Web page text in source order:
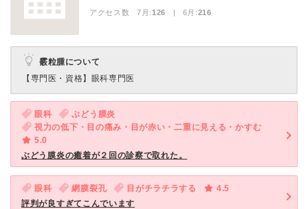
アクセス数 7月:126 | 6月:216
霰粒腫について
【専門医・資格】 眼科専門医
眼科
ぶどう膜炎
視力の低下・目の痛み・目が赤い・二重に見える・かすむ
5.0
ぶどう膜炎の癒着が２回の診察で取れた。
眼科 網膜裂孔 目がチラチラする
4.5
評判が良すぎてこんでいます